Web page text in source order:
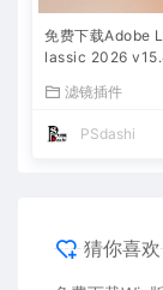
免费下载Adobe
lassic 2026
安装包摄影后期
滤镜插件
PSdashi
猜你喜欢